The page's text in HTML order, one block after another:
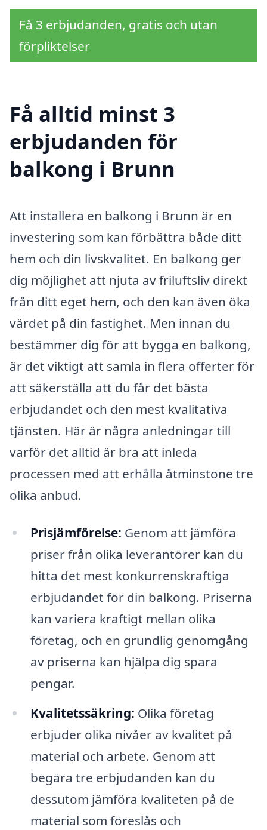
Få 3 erbjudanden, gratis och utan
förpliktelser
Få alltid minst 3
erbjudanden för
balkong i Brunn
Att installera en balkong i Brunn är en
investering som kan förbättra både ditt
hem och din livskvalitet. En balkong ger
dig möjlighet att njuta av friluftsliv direkt
från ditt eget hem, och den kan även öka
värdet på din fastighet. Men innan du
bestämmer dig för att bygga en balkong,
är det viktigt att samla in flera offerter för
att säkerställa att du får det bästa
erbjudandet och den mest kvalitativa
tjänsten. Här är några anledningar till
varför det alltid är bra att inleda
processen med att erhålla åtminstone tre
olika anbud.
Prisjämförelse: Genom att jämföra
priser från olika leverantörer kan du
hitta det mest konkurrenskraftiga
erbjudandet för din balkong. Priserna
kan variera kraftigt mellan olika
företag, och en grundlig genomgång
av priserna kan hjälpa dig spara
pengar.
Kvalitetssäkring: Olika företag
erbjuder olika nivåer av kvalitet på
material och arbete. Genom att
begära tre erbjudanden kan du
dessutom jämföra kvaliteten på de
material som föreslås och